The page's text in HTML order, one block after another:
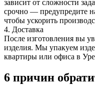
зависит от сложности
срочно — предупредите
чтобы ускорить
4. Доставка
После изготовления вы
изделия. Мы упакуем
квартиры или офиса в
6 причин